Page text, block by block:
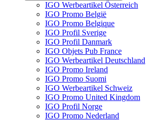
IGO Werbeartikel Österreich
IGO Promo België
IGO Promo Belgique
IGO Profil Sverige
IGO Profil Danmark
IGO Objets Pub France
IGO Werbeartikel Deutschland
IGO Promo Ireland
IGO Promo Suomi
IGO Werbeartikel Schweiz
IGO Promo United Kingdom
IGO Profil Norge
IGO Promo Nederland